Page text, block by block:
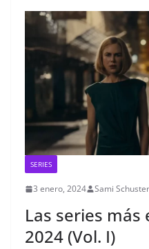
SERIES
3 enero, 2024 Sami Schuster
Las series más
2024 (Vol. I)